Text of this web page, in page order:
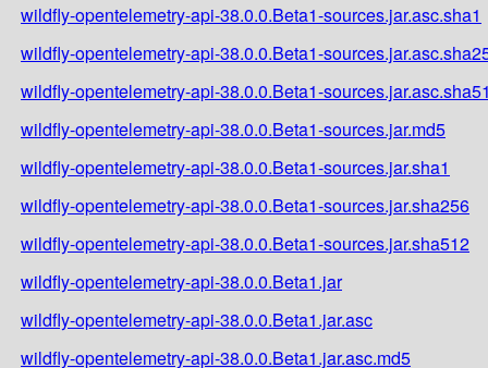
wildfly-opentelemetry-api-38.0.0.Beta1-sources.jar.asc.sha1
wildfly-opentelemetry-api-38.0.0.Beta1-
wildfly-opentelemetry-api-38.0.0.Beta1-
wildfly-opentelemetry-api-38.0.0.Beta1-sources.jar.md5
wildfly-opentelemetry-api-38.0.0.Beta1-sources.jar.sha1
wildfly-opentelemetry-api-38.0.0.Beta1-sources.jar.sha256
wildfly-opentelemetry-api-38.0.0.Beta1-sources.jar.sha512
wildfly-opentelemetry-api-38.0.0.Beta1.jar
wildfly-opentelemetry-api-38.0.0.Beta1.jar.asc
wildfly-opentelemetry-api-38.0.0.Beta1.jar.asc.md5